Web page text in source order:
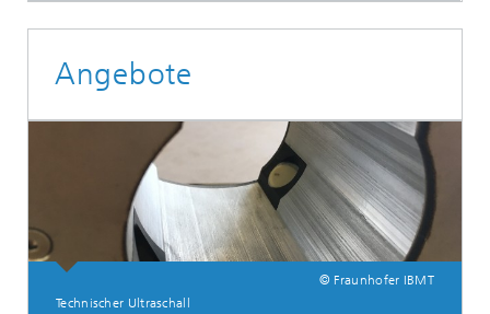
Angebote
© Fraunhofer IBMT
Technischer Ultraschall